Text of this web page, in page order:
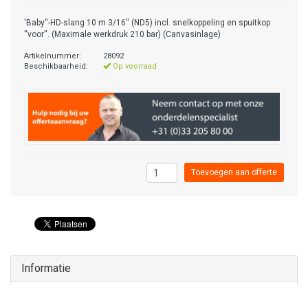
'Baby''-HD-slang 10 m 3/16'' (ND5) incl. snelkoppeling en spuitkop
''voor''. (Maximale werkdruk 210 bar) (Canvasinlage)
Artikelnummer:
28092
Beschikbaarheid:
Op voorraad
Toevoegen aan offerte
Informatie